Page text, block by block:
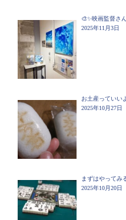
🎨✨映画監督さ
2025年11月3日
お土産っていい
2025年10月27日
まずはやってみ
2025年10月20日